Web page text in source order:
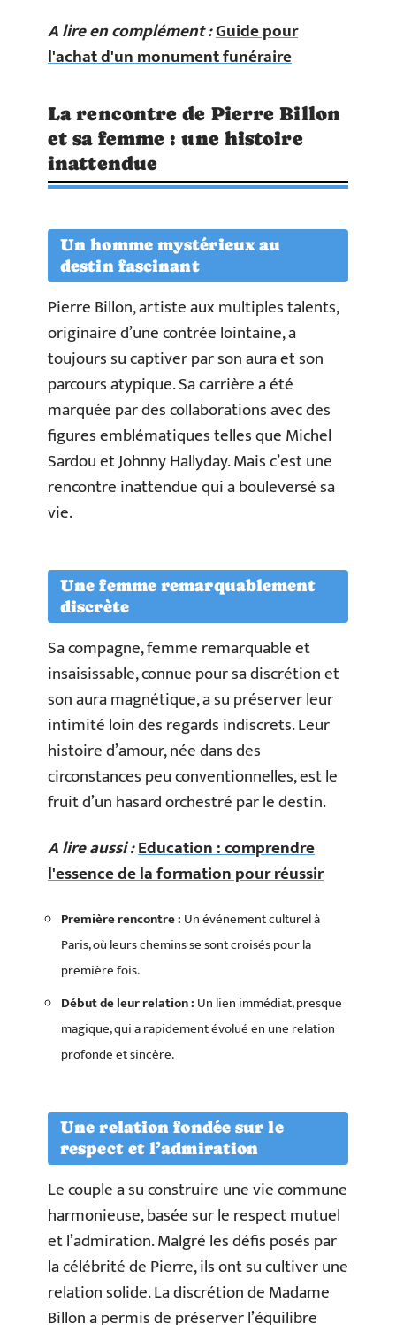
A lire en complément :Guide pour
l'achat d'un monument funéraire
La rencontre de Pierre Billon
et sa femme : une histoire
inattendue
Un homme mystérieux au
destin fascinant
Pierre Billon, artiste aux multiples talents,
originaire d’une contrée lointaine, a
toujours su captiver par son aura et son
parcours atypique. Sa carrière a été
marquée par des collaborations avec des
figures emblématiques telles que Michel
Sardou et Johnny Hallyday. Mais c’est une
rencontre inattendue qui a bouleversé sa
vie.
Une femme remarquablement
discrète
Sa compagne, femme remarquable et
insaisissable, connue pour sa discrétion et
son aura magnétique, a su préserver leur
intimité loin des regards indiscrets. Leur
histoire d’amour, née dans des
circonstances peu conventionnelles, est le
fruit d’un hasard orchestré par le destin.
A lire aussi :Education : comprendre
l'essence de la formation pour réussir
Première rencontre : Un événement culturel à
Paris, où leurs chemins se sont croisés pour la
première fois.
Début de leur relation : Un lien immédiat, presque
magique, qui a rapidement évolué en une relation
profonde et sincère.
Une relation fondée sur le
respect et l’admiration
Le couple a su construire une vie commune
harmonieuse, basée sur le respect mutuel
et l’admiration. Malgré les défis posés par
la célébrité de Pierre, ils ont su cultiver une
relation solide. La discrétion de Madame
Billon a permis de préserver l’équilibre